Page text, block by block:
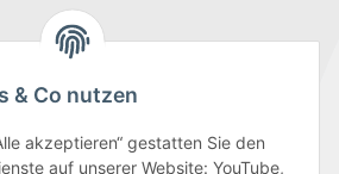
& Co nutzen
akzeptieren“ gestatten Sie den
auf unserer Website: YouTube,